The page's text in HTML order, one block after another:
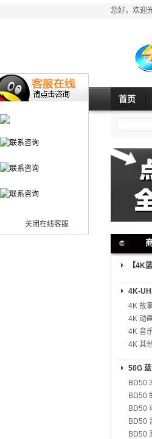
关闭在线客服
您好，欢迎
首页
【4K
4K-
4K 故
4K 动
4K 音
4K 其
50G
BD50
BD50
BD50
BD50
BD50